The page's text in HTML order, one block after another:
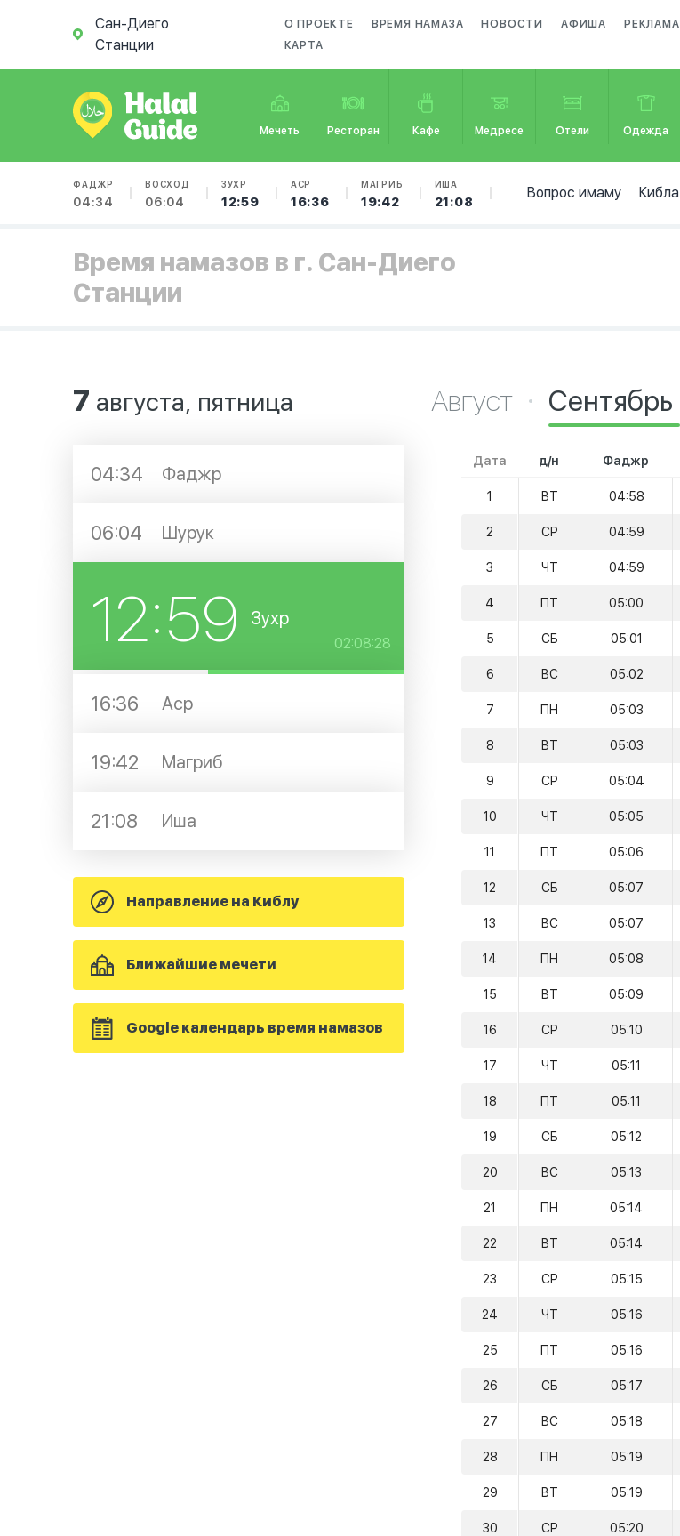
Сан-Диего
Станции
О ПРОЕКТЕ ВРЕМЯ НАМАЗА НОВОСТИ АФИША РЕКЛАМА
КАРТА
Мечеть Ресторан Кафе Медресе Отели Одежда
ФАДЖР
04:34
ВОСХОД
06:04
ЗУХР
12:59
АСР
16:36
МАГРИБ
19:42
ИША
21:08
Вопрос имаму Кибла
Время намазов в г. Сан-Диего
Станции
7 августа, пятница
04:34 Фаджр
06:04 Шурук
12:59 Зухр
02:08:27
16:36 Аср
19:42 Магриб
21:08 Иша
Направление на Киблу
Ближайшие мечети
Google календарь время намазов
Август Сентябрь
Дата д/н Фаджр
1 ВТ 04:58
2 СР 04:59
3 ЧТ 04:59
4 ПТ 05:00
5 СБ 05:01
6 ВС 05:02
7 ПН 05:03
8 ВТ 05:03
9 СР 05:04
10 ЧТ 05:05
11 ПТ 05:06
12 СБ 05:07
13 ВС 05:07
14 ПН 05:08
15 ВТ 05:09
16 СР 05:10
17 ЧТ 05:11
18 ПТ 05:11
19 СБ 05:12
20 ВС 05:13
21 ПН 05:14
22 ВТ 05:14
23 СР 05:15
24 ЧТ 05:16
25 ПТ 05:16
26 СБ 05:17
27 ВС 05:18
28 ПН 05:19
29 ВТ 05:19
30 СР 05:20